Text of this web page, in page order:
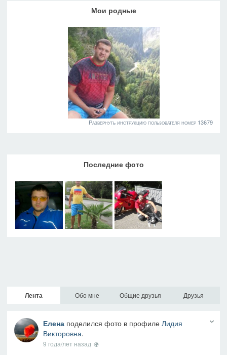
Мои родные
Развернуть инструкцию пользователя номер 13679
Последние фото
Лента Обо мне Общие друзья Друзья
Еленаподелился фото в профиле Лидия
Викторовна.
9 года/лет назад